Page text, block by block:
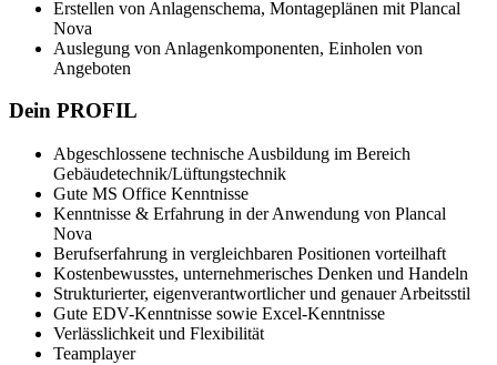
Erstellen von Anlagenschema, Montageplänen mit Plancal
Nova
Auslegung von Anlagenkomponenten, Einholen von
Angeboten
Dein PROFIL
Abgeschlossene technische Ausbildung im Bereich
Gebäudetechnik/Lüftungstechnik
Gute MS Office Kenntnisse
Kenntnisse & Erfahrung in der Anwendung von Plancal
Nova
Berufserfahrung in vergleichbaren Positionen vorteilhaft
Kostenbewusstes, unternehmerisches Denken und Handeln
Strukturierter, eigenverantwortlicher und genauer Arbeitsstil
Gute EDV-Kenntnisse sowie Excel-Kenntnisse
Verlässlichkeit und Flexibilität
Teamplayer